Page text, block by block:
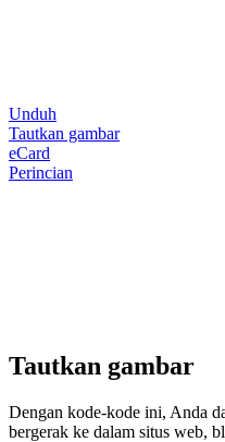
Unduh
Tautkan gambar
eCard
Perincian
Tautkan gambar
Dengan kode-kode ini, Anda
bergerak ke dalam situs web,